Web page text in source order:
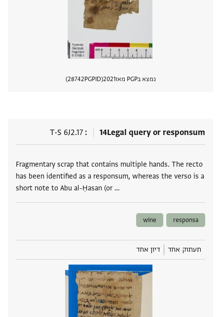
נמצא בPGP מאז 2021
PGPID
28742
14Legal query or responsum
T-S 6J2.17
Fragmentary scrap that contains multiple hands. The recto
has been identified as a responsum, whereas the verso is a
short note to Abu al-Ḥasan (or …
responsa
wine
תעתוק אחד דיון אחד